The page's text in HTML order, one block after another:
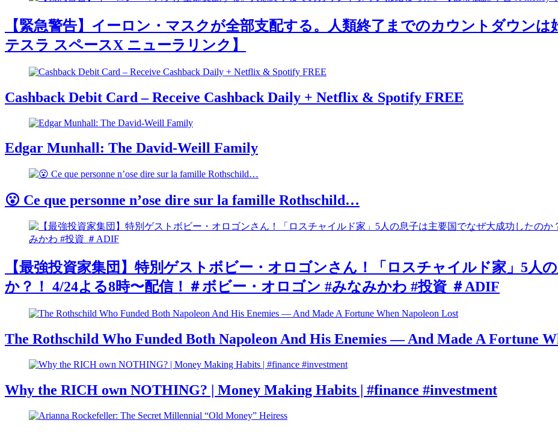
【緊急警告】イーロン・マスクが全部支配する。人類終了までのカウントダウンは
テスラ スペースX ニューラリンク】
Cashback Debit Card – Receive Cashback Daily + Netflix & Spotify FREE
Edgar Munhall: The David-Weill Family
😮 Ce que personne n’ose dire sur la famille Rothschild…
【最強投資家集団】特別ゲストボビー・オロゴンさん！「ロスチャイルド家」5人
か？！ 4/24よる8時〜配信！＃ボビー・オロゴン #みなみかわ #投資 ＃ADIF
The Rothschild Who Funded Both Napoleon And His Enemies — And Made A Fortune
Why the RICH own NOTHING? | Money Making Habits | #finance #investment